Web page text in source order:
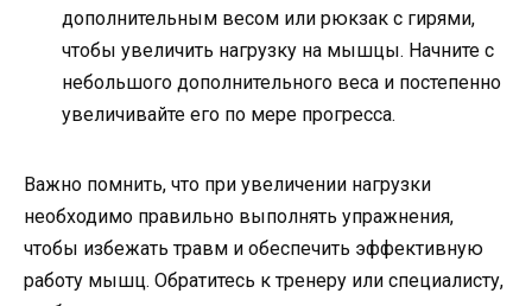
дополнительным весом или рюкзак с гирями,
чтобы увеличить нагрузку на мышцы. Начните с
небольшого дополнительного веса и постепенно
увеличивайте его по мере прогресса.
Важно помнить, что при увеличении нагрузки
необходимо правильно выполнять упражнения,
чтобы избежать травм и обеспечить эффективную
работу мышц. Обратитесь к тренеру или специалисту,